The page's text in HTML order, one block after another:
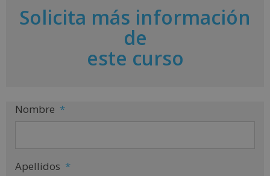
n
aSolicita más información
de
este curso
Nombre *
Apellidos *